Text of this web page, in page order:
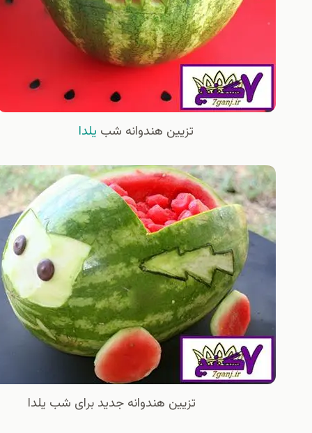
تزیین هندوانه شبیلدا
تزیین هندوانه جدید برای شب یلدا